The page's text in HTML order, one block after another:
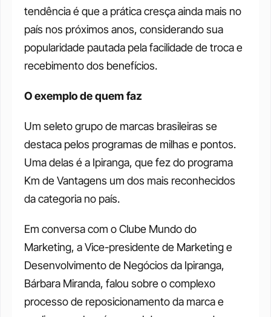
tendência é que a prática cresça ainda mais no
país nos próximos anos, considerando sua
popularidade pautada pela facilidade de troca e
recebimento dos benefícios.
O exemplo de quem faz
Um seleto grupo de marcas brasileiras se
destaca pelos programas de milhas e pontos.
Uma delas é a Ipiranga, que fez do programa
Km de Vantagens um dos mais reconhecidos
da categoria no país.
Em conversa com o Clube Mundo do
Marketing, a Vice-presidente de Marketing e
Desenvolvimento de Negócios da Ipiranga,
Bárbara Miranda, falou sobre o complexo
processo de reposicionamento da marca e